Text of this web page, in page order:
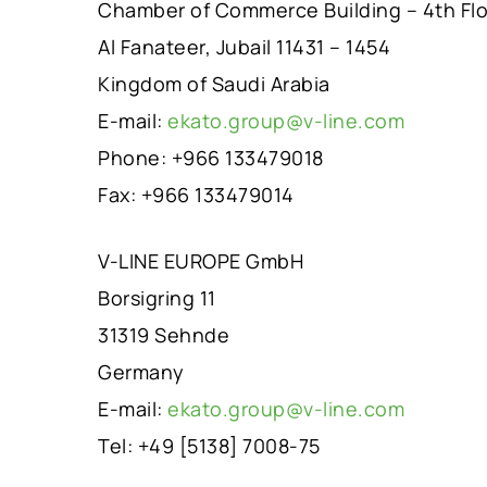
Chamber of Commerce Building – 4th
Al Fanateer, Jubail 11431 – 1454
Kingdom of Saudi Arabia
E-mail:ekato.group@v-line.com
Phone: +966 133479018
Fax: +966 133479014
V-LINE EUROPE GmbH
Borsigring 11
31319 Sehnde
Germany
E-mail:ekato.group@v-line.com
Tel: +49 [5138] 7008-75